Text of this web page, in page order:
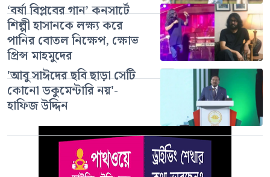
‘বর্ষা বিপ্লবের গান’ কনসার্টে
শিল্পী হাসানকে লক্ষ্য করে
পানির বোতল নিক্ষেপ, ক্ষোভ
প্রিন্স মাহমুদের
'আবু সাঈদের ছবি ছাড়া সেটি
কোনো ডকুমেন্টারি নয়'-
হাফিজ উদ্দিন